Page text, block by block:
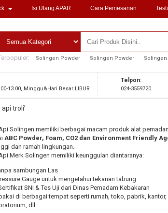
Isi Ulang APAR Cara Pemesanan
Solingen Powder Solingen Powder
13.00, Minggu&Hari Besar LIBUR
Telpon:
024-3559720
troli’
Solingen memiliki berbagai macam produk alat
ABC Powder, Foam, CO2 dan Environment Friendly
dan ramah lingkungan.
Merk Solingen memiliki keunggulan diantaranya:
sambungan Las
Gauge untuk mengetahui tekanan tabung
SNI & Tes Uji dari Dinas Pemadam Kebakaran
di berbagai tempat seperti rumah, toko, pabrik, kantor,
dll.